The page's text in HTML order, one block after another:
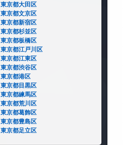
東京都大田区
東京都文京区
東京都新宿区
東京都杉並区
東京都板橋区
東京都江戸川区
東京都江東区
東京都渋谷区
東京都港区
東京都目黒区
東京都練馬区
東京都荒川区
東京都葛飾区
東京都豊島区
東京都足立区